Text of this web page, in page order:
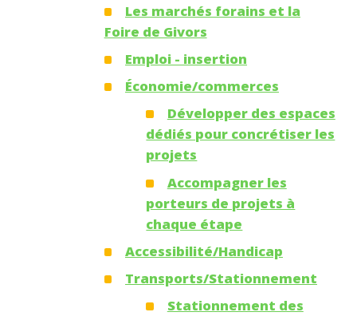
Les marchés forains et la
Foire de Givors
Emploi - insertion
Économie/commerces
Développer des espaces
dédiés pour concrétiser les
projets
Accompagner les
porteurs de projets à
chaque étape
Accessibilité/Handicap
Transports/Stationnement
Stationnement des